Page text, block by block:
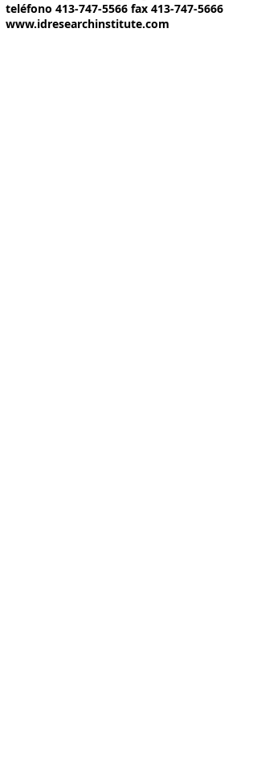
teléfono 413-747-5566 fax 413-747-5666
www.idresearchinstitute.com